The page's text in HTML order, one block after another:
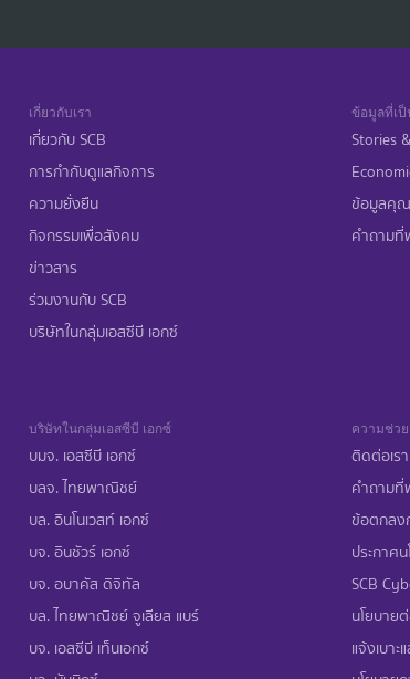
เกี่ยวกับเรา
เกี่ยวกับ SCB
การกำกับดูแลกิจการ
ความยั่งยืน
กิจกรรมเพื่อสังคม
ข่าวสาร
ร่วมงานกับ SCB
บริษัทในกลุ่มเอสซีบี เอกซ์
ข้อมูลที่เป็
Stories
ข้อมูลคุณ
คำถาม
บริษัทในกลุ่มเอสซีบี เอกซ์
บมจ. เอสซีบี เอกซ์
บลจ. ไทยพาณิชย์
บล. อินโนเวสท์ เอกซ์
บจ. อินชัวร์ เอกซ์
บจ. อบาคัส ดิจิทัล
บล. ไทยพาณิชย์ จูเลียส แบร์
บจ. เอสซีบี เท็นเอกซ์
ความช่วย
ติดต่อเรา
คำถาม
ข้อตกลง
ประกาศ
SCB
นโยบาย
แจ้งเบา